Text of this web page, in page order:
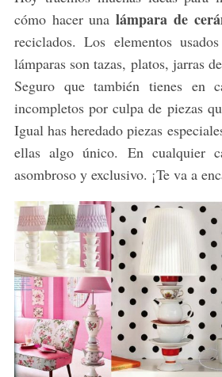
cómo hacer unalámpara de
reciclados. Los elementos
lámparas son tazas, platos, jarras
Seguro que también tienes en
incompletos por culpa de piezas
Igual has heredado piezas
ellas algo único. En cualquier
asombroso y exclusivo. ¡Te va a